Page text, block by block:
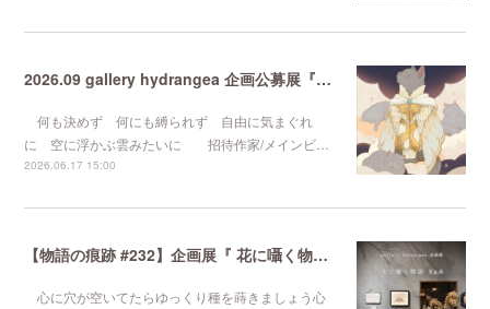
2026.09 gallery hydrangea 企画公募展『 気まぐれなるままに 』
何も決めず 何にも縛られず 自由に気まぐれ
に 空に浮かぶ雲みたいに 招待作家/メインビ…
2026.06.17 15:00
【物語の痕跡 #232】企画展『 花に囁く物語 Ep.6 』
心に穴が空いてたらゆっくり種を蒔きましょう心